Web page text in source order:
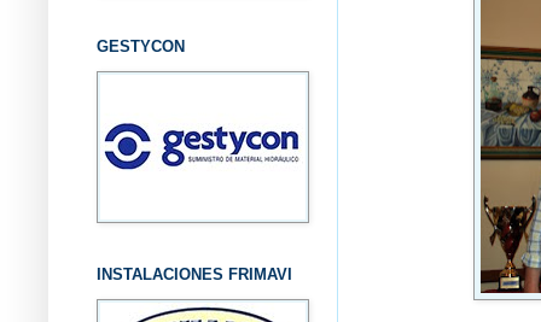
GESTYCON
INSTALACIONES FRIMAVI